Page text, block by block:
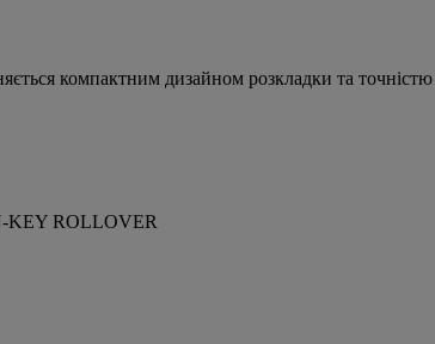
компактним дизайном розкладки та
ROLLOVER